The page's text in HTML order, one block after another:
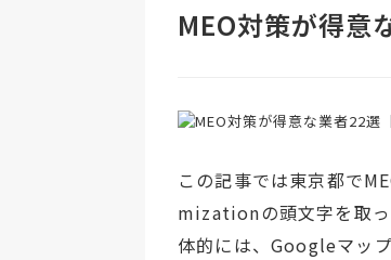
MEO対策が得意
この記事では東京都で
mizationの頭文字を取っ
体的には、Googleマッ